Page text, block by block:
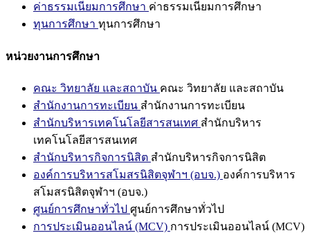
ค่าธรรมเนียมการศึกษา ค่าธรรมเนียมการศึกษา
ทุนการศึกษา ทุนการศึกษา
หน่วยงานการศึกษา
คณะ วิทยาลัย และสถาบัน คณะ วิทยาลัย และสถาบัน
สำนักงานการทะเบียน สำนักงานการทะเบียน
สำนักบริหารเทคโนโลยีสารสนเทศ สำนักบริหาร
เทคโนโลยีสารสนเทศ
สำนักบริหารกิจการนิสิต สำนักบริหารกิจการนิสิต
องค์การบริหารสโมสรนิสิตจุฬาฯ (อบจ.) องค์การบริหาร
สโมสรนิสิตจุฬาฯ (อบจ.)
ศูนย์การศึกษาทั่วไป ศูนย์การศึกษาทั่วไป
การประเมินออนไลน์ (MCV) การประเมินออนไลน์ (MCV)